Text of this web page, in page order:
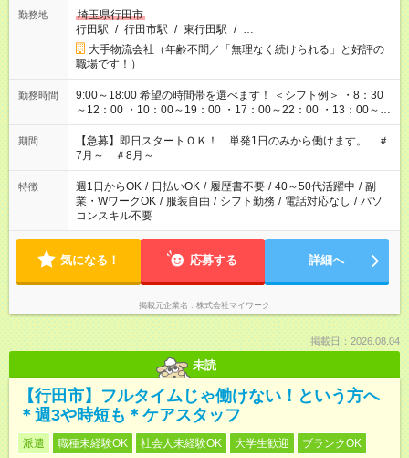
勤務地
埼玉県行田市
行田駅 / 行田市駅 / 東行田駅 / …
大手物流会社（年齢不問／「無理なく続けられる」と好評の
職場です！）
勤務時間
9:00～18:00 希望の時間帯を選べます！ ＜シフト例＞ ・8：30
～12：00 ・10：00～19：00 ・17：00～22：00 ・13：00～
22：00 ・22：00～翌6：00 など
期間
【急募】即日スタートＯＫ！ 単発1日のみから働けます。 ＃
7月～ ＃8月～
特徴 週1日からOK / 日払いOK / 履歴書不要 / 40～50代活躍中 / 副
業・WワークOK / 服装自由 / シフト勤務 / 電話対応なし / パソ
コンスキル不要
気になる！ 応募する 詳細へ
掲載元企業名 株式会社マイワーク
掲載日：2026.08.04
未読
【行田市】フルタイムじゃ働けない！という方へ
＊週3や時短も＊ケアスタッフ
派遣 職種未経験OK 社会人未経験OK 大学生歓迎
ブランクOK